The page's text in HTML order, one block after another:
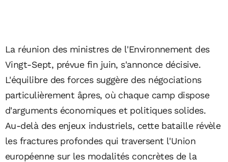
La réunion des ministres de l'Environnement des
Vingt-Sept, prévue fin juin, s'annonce décisive.
L'équilibre des forces suggère des négociations
particulièrement âpres, où chaque camp dispose
d'arguments économiques et politiques solides.
Au-delà des enjeux industriels, cette bataille révèle
les fractures profondes qui traversent l'Union
européenne sur les modalités concrètes de la